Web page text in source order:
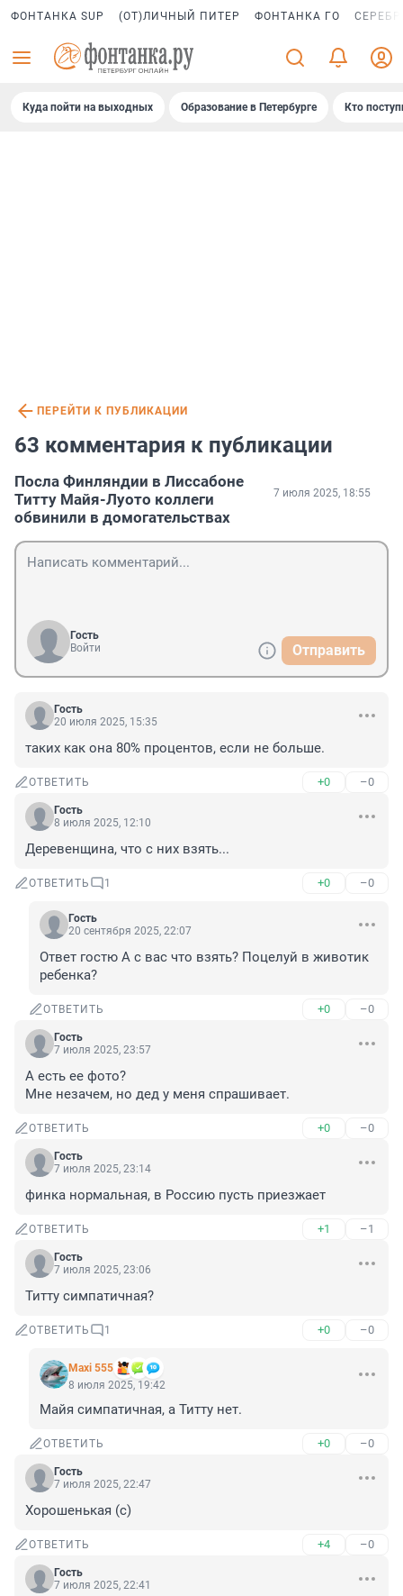
ФОНТАНКА SUP (ОТ)ЛИЧНЫЙ ПИТЕР ФОНТАНКА ГО
Куда пойти на выходных Образование в Петербурге Кто
ПЕРЕЙТИ К ПУБЛИКАЦИИ
63 комментария к публикации
Посла Финляндии в Лиссабоне
Титту Майя-Луото коллеги
обвинили в домогательствах
7 июля 2025, 18:55
Гость
Войти
Отправить
Гость
20 июля 2025, 15:35
таких как она 80% процентов, если не больше.
ОТВЕТИТЬ +0 –0
Гость
8 июля 2025, 12:10
Деревенщина, что с них взять...
ОТВЕТИТЬ 1 +0 –0
Гость
20 сентября 2025, 22:07
Ответ гостю А с вас что взять? Поцелуй в животик
ребенка?
ОТВЕТИТЬ +0 –0
Гость
7 июля 2025, 23:57
А есть ее фото?
Мне незачем, но дед у меня спрашивает.
ОТВЕТИТЬ +0 –0
Гость
7 июля 2025, 23:14
финка нормальная, в Россию пусть приезжает
ОТВЕТИТЬ +1 –1
Гость
7 июля 2025, 23:06
Титту симпатичная?
ОТВЕТИТЬ 1 +0 –0
Maxi 555
8 июля 2025, 19:42
Майя симпатичная, а Титту нет.
ОТВЕТИТЬ +0 –0
Гость
7 июля 2025, 22:47
Хорошенькая (с)
ОТВЕТИТЬ +4 –0
Гость
7 июля 2025, 22:41